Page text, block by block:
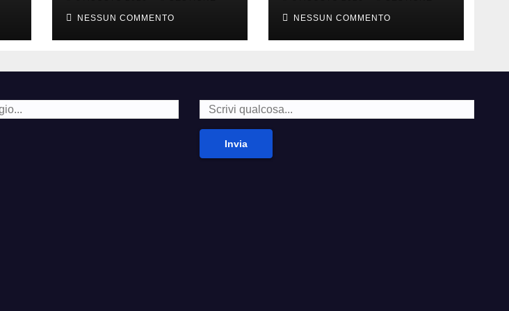
second hand
NESSUN COMMENTO
della carne
NESSUN COMMENTO
Invia